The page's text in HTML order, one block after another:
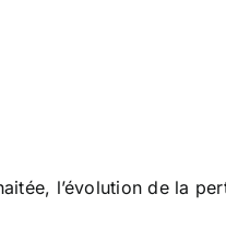
l’évolution de la